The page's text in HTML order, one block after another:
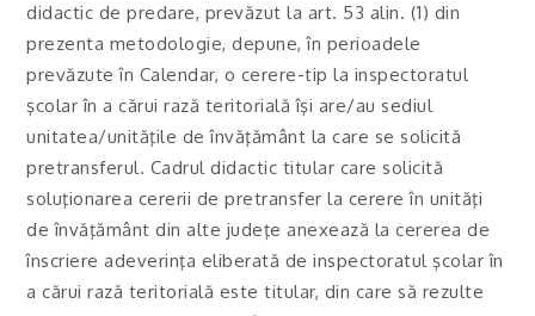
didactic de predare, prevăzut la art. 53 alin. (1) din
prezenta metodologie, depune, în perioadele
prevăzute în Calendar, o cerere-tip la inspectoratul
şcolar în a cărui rază teritorială îşi are/au sediul
unitatea/unităţile de învăţământ la care se solicită
pretransferul. Cadrul didactic titular care solicită
soluţionarea cererii de pretransfer la cerere în unităţi
de învăţământ din alte judeţe anexează la cererea de
înscriere adeverinţa eliberată de inspectoratul şcolar în
a cărui rază teritorială este titular, din care să rezulte